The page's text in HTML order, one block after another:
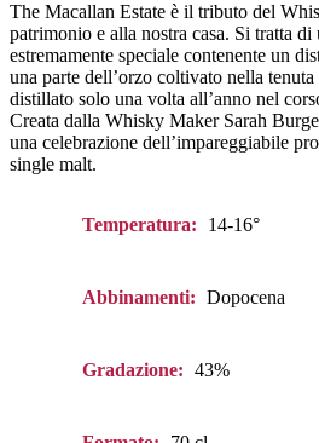
The Macallan Estate è il tributo del
patrimonio e alla nostra casa. Si tratta
estremamente speciale contenente un
una parte dell’orzo coltivato nella
distillato solo una volta all’anno nel
Creata dalla Whisky Maker Sarah
una celebrazione dell’impareggiabile
single malt.
Temperatura: 14-16°
Abbinamenti: Dopocena
Gradazione: 43%